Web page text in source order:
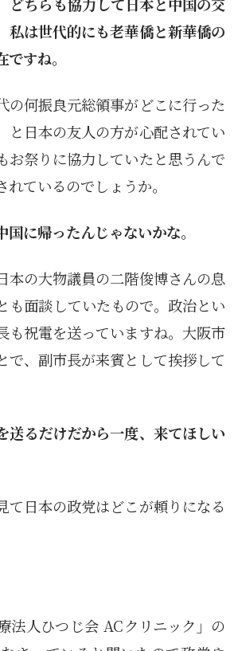
私は世代的にも老華僑と新華僑の
すね。
の何振良元総領事がどこに行った
と日本の友人の方が心配されてい
お祭りに協力していたと思うんで
ているのでしょうか。
国に帰ったんじゃないかな。
本の大物議員の二階俊博さんの息
も面談していたもので。政治とい
も祝電を送っていますね。大阪市
で、副市長が来賓として挨拶して
送るだけだから一度、来てほしい
て日本の政党はどこが頼りになる
法人ひつじ会 ACクリニック」の